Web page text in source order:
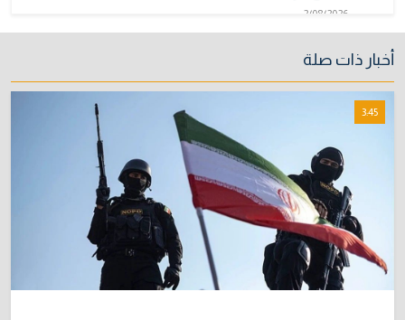
2/08/2026
3/08/2026
8
نائبة تحذر من اضطرابات بسبب تأخّر دفع رواتب
خطر "إيبولا" يتضاعف.. ارتفاع عدد الإصابات
بالفيروس إلى 3748
3/08/2026
10
خبراء: 70 بالمئة من نفط الخليج لا يملك بديلاً عن
هرمز
2/08/2026
أخبار ذات صلة
3:45